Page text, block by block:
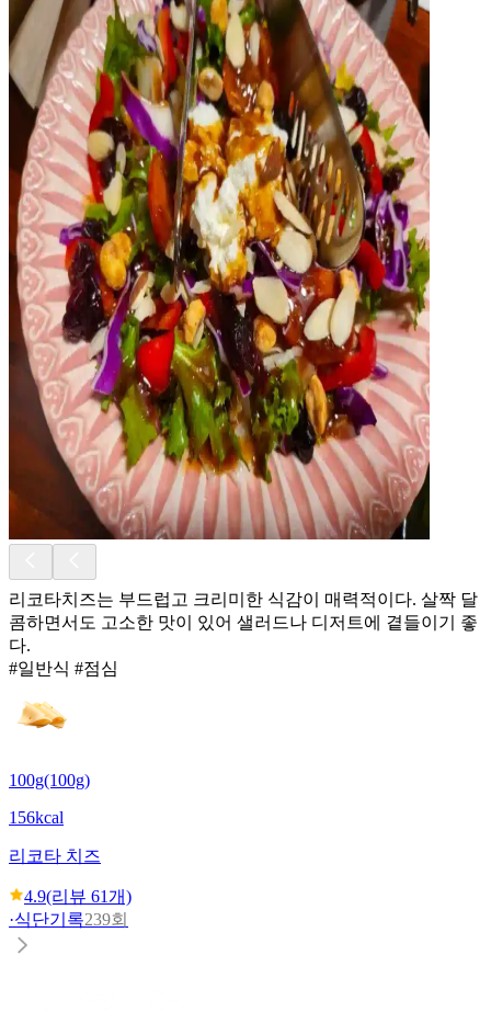
리코타치즈는 부드럽고 크리미한 식감이 매력적이다. 살짝 달
콤하면서도 고소한 맛이 있어 샐러드나 디저트에 곁들이기 좋
다.
#일반식 #점심
100g(100g)
156kcal
리코타 치즈
4.9(리뷰 61개)
·식단기록239회